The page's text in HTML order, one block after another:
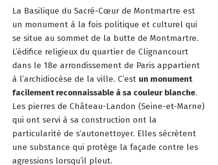
La Basilique du Sacré-Cœur de Montmartre est
un monument à la fois politique et culturel qui
se situe au sommet de la butte de Montmartre.
L’édifice religieux du quartier de Clignancourt
dans le 18e arrondissement de Paris appartient
à l’archidiocèse de la ville. C’est un monument
facilement reconnaissable à sa couleur blanche.
Les pierres de Château-Landon (Seine-et-Marne)
qui ont servi à sa construction ont la
particularité de s’autonettoyer. Elles sécrètent
une substance qui protège la façade contre les
agressions lorsqu’il pleut.